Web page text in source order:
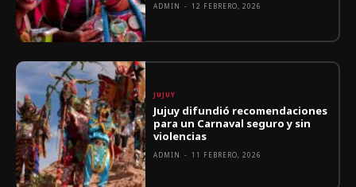
ADMIN - 12 FEBRERO, 2026
JUJUY
Jujuy difundió recomendaciones
para un Carnaval seguro y sin
violencias
ADMIN - 11 FEBRERO, 2026